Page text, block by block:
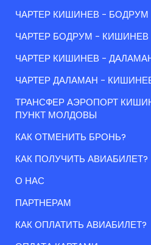
ЧАРТЕР КИШИНЕВ - БОДРУМ
ЧАРТЕР БОДРУМ - КИШИНЕВ
ЧАРТЕР КИШИНЕВ -
ЧАРТЕР ДАЛАМАН -
ТРАНСФЕР АЭРОПОРТ
ПУНКТ МОЛДОВЫ
КАК ОТМЕНИТЬ БРОНЬ?
КАК ПОЛУЧИТЬ АВИАБИЛЕТ?
О НАС
ПАРТНЕРАМ
КАК ОПЛАТИТЬ АВИАБИЛЕТ?